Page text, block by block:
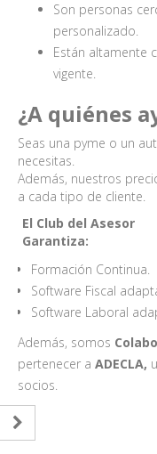
Son personas
personalizado.
Están altamente
vigente.
¿A quiénes
Seas una pyme o un
necesitas.
Además, nuestros
a cada tipo de cliente.
El Club del Asesor
Garantiza:
Formación Continua.
Software Fiscal
Software Laboral
Además, somos
pertenecer a ADECLA,
socios.